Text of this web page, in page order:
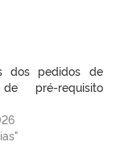
dos pedidos de
pré-requisito